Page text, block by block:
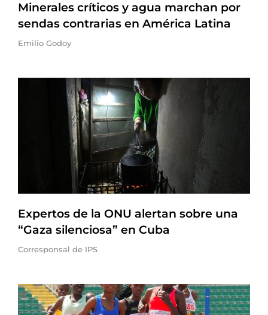
Minerales críticos y agua marchan por
sendas contrarias en América Latina
Emilio Godoy
Expertos de la ONU alertan sobre una
“Gaza silenciosa” en Cuba
Corresponsal de IPS